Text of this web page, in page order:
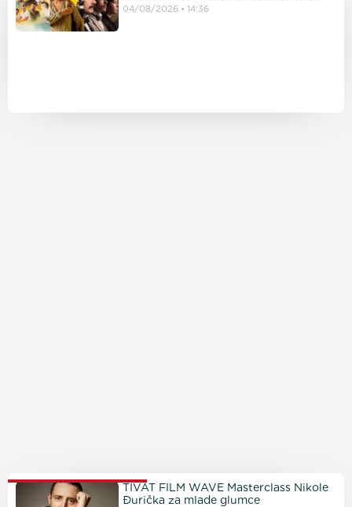
04/08/2026 14:36
PROČITAJTE JOŠTIVAT FILM WAVE Masterclass Nikole
Đurička za mlade glumce